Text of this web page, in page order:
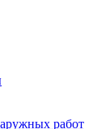
работ